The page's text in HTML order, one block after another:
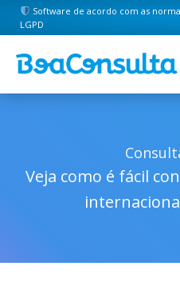
Software de acordo com as
LGPD
Veja como é fácil